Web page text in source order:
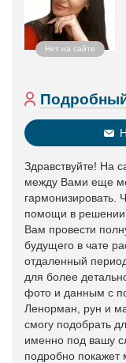
Нет на сайте
Здравствуйте! На
между Вами еще
гармонизировать.
помощи в
Вам провести
будущего в чате
отдаленный
для более
фото и данным с
Ленорман, рун и
смогу подобрать
именно под вашу
подробно покажет